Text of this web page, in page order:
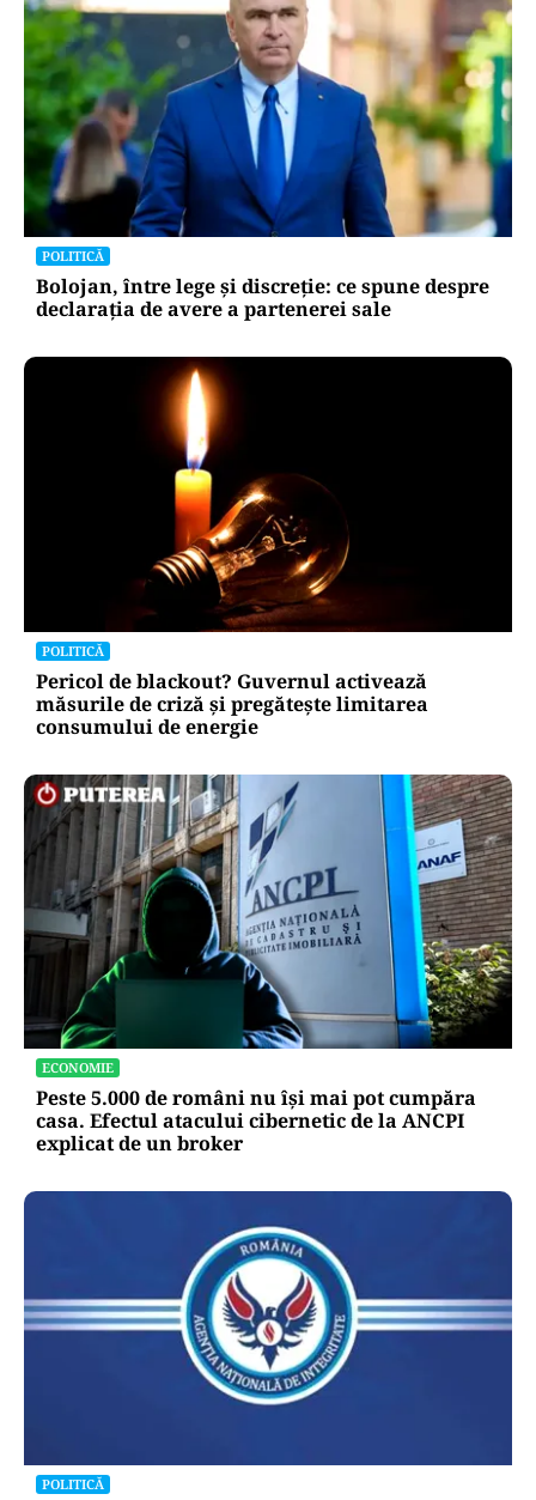
POLITICĂ
Bolojan, între lege și discreție: ce spune despre
declarația de avere a partenerei sale
POLITICĂ
Pericol de blackout? Guvernul activează
măsurile de criză și pregătește limitarea
consumului de energie
ECONOMIE
Peste 5.000 de români nu își mai pot cumpăra
casa. Efectul atacului cibernetic de la ANCPI
explicat de un broker
POLITICĂ